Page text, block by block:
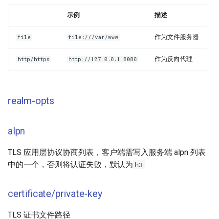
示例 描述
file file:///var/www 作为文件服务器
http/https http://127.0.0.1:8080 作为反向代理
realm-opts
alpn
TLS 应用层协议协商列表，客户端需写入服务端 alpn 列表
中的一个，否则将认证失败，默认为 h3
certificate/private-key
TLS 证书文件路径